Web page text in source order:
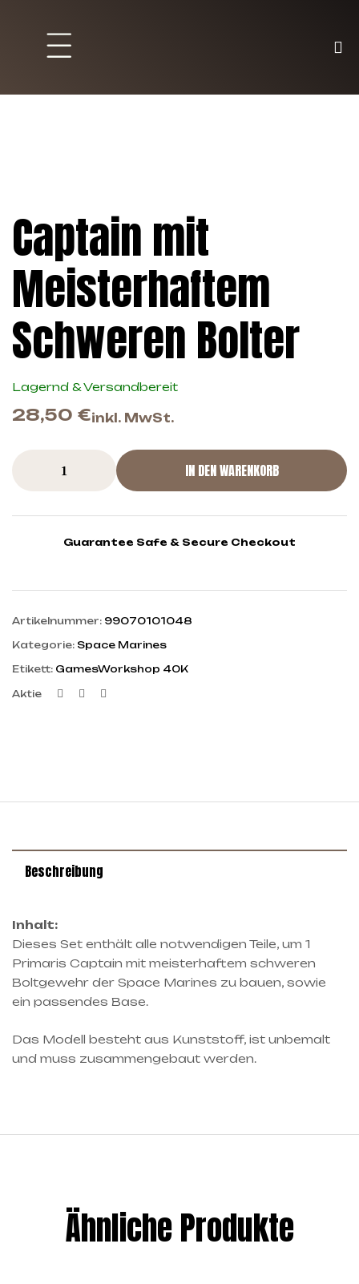
Captain mit
Meisterhaftem
Schweren Bolter
Lagernd & Versandbereit
28,50 €inkl. MwSt.
IN DEN WARENKORB
Guarantee Safe & Secure Checkout
Artikelnummer: 99070101048
Kategorie: Space Marines
Etikett: GamesWorkshop 40K
Aktie Facebook
Twitter
Beschreibung
Inhalt:
Dieses Set enthält alle notwendigen Teile, um 1
Primaris Captain mit meisterhaftem schweren
Boltgewehr der Space Marines zu bauen, sowie
ein passendes Base.
Das Modell besteht aus Kunststoff, ist unbemalt
und muss zusammengebaut werden.
Ähnliche Produkte